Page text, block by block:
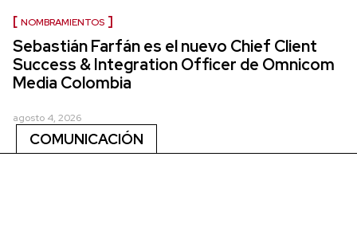
NOMBRAMIENTOS
Sebastián Farfán es el nuevo Chief Client
Success & Integration Officer de Omnicom
Media Colombia
agosto 4, 2026
COMUNICACIÓN